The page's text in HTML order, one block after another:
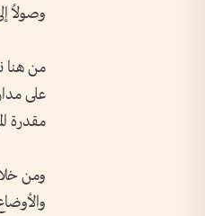
وصولاً
من هنا
مقدرة